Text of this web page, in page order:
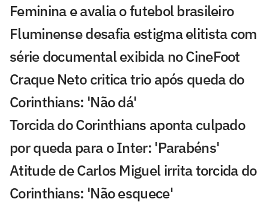
Feminina e avalia o futebol brasileiro
Fluminense desafia estigma elitista com
série documental exibida no CineFoot
Craque Neto critica trio após queda do
Corinthians: 'Não dá'
Torcida do Corinthians aponta culpado
por queda para o Inter: 'Parabéns'
Atitude de Carlos Miguel irrita torcida do
Corinthians: 'Não esquece'